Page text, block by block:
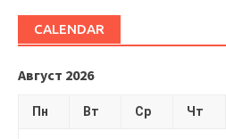
CALENDAR
Август 2026
Пн Вт Ср Чт